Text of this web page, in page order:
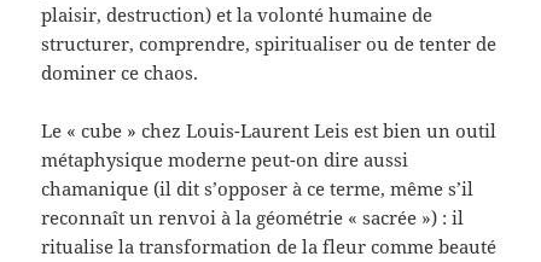
plaisir, destruction) et la volonté humaine de
structurer, comprendre, spiritualiser ou de tenter de
dominer ce chaos.
Le « cube » chez Louis-Laurent Leis est bien un outil
métaphysique moderne peut-on dire aussi
chamanique (il dit s’opposer à ce terme, même s’il
reconnaît un renvoi à la géométrie « sacrée ») : il
ritualise la transformation de la fleur comme beauté